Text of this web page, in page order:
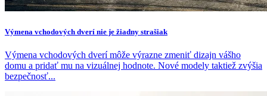
Výmena vchodových dverí nie je žiadny strašiak
Výmena vchodových dverí môže výrazne zmeniť dizajn vášho
domu a pridať mu na vizuálnej hodnote. Nové modely taktiež zvýšia
bezpečnosť...